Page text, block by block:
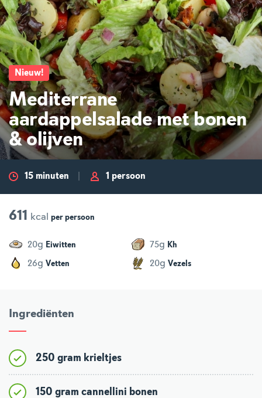
Nieuw!
Mediterrane
aardappelsalade met bonen
& olijven
15 minuten 1 persoon
611 kcal per persoon
20g Eiwitten 75g Kh
26g Vetten 20g Vezels
Ingrediënten
250 gram krieltjes
150 gram cannellini bonen